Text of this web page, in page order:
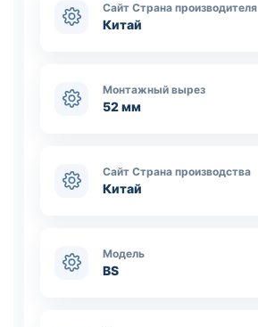
Сайт Страна производителя
Китай
Монтажный вырез
52 мм
Сайт Страна производства
Китай
Модель
BS